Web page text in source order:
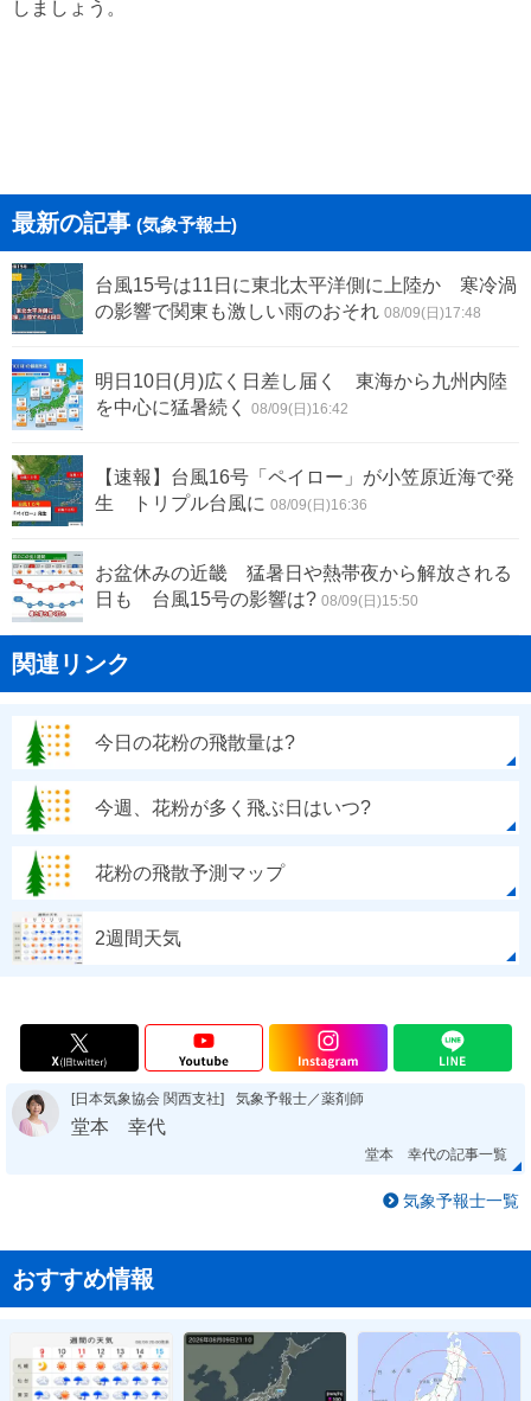
しましょう。
最新の記事 (気象予報士)
台風15号は11日に東北太平洋側に上陸か 寒冷渦
の影響で関東も激しい雨のおそれ 08/09(日)17:48
明日10日(月)広く日差し届く 東海から九州内陸
を中心に猛暑続く
08/09(日)16:42
【速報】台風16号「ペイロー」が小笠原近海で発
生 トリプル台風に 08/09(日)16:36
お盆休みの近畿 猛暑日や熱帯夜から解放される
日も 台風15号の影響は? 08/09(日)15:50
関連リンク
今日の花粉の飛散量は?
今週、花粉が多く飛ぶ日はいつ?
花粉の飛散予測マップ
2週間天気
[日本気象協会 関西支社] 気象予報士／薬剤師
堂本 幸代
堂本 幸代の記事一覧
気象予報士一覧
おすすめ情報